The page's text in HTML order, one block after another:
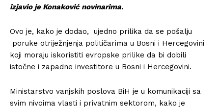
izjavio je Konaković novinarima.
Ovo je, kako je dodao, ujedno prilika da se pošalju
poruke otriježnjenja političarima u Bosni i Hercegovini
koji moraju iskoristiti evropske prilike da bi dobili
istočne i zapadne investitore u Bosni i Hercegovini.
Ministarstvo vanjskih poslova BiH je u komunikaciji sa
svim nivoima vlasti i privatnim sektorom, kako je